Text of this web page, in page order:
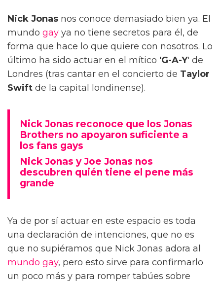
Nick Jonas nos conoce demasiado bien ya. El
mundo gay ya no tiene secretos para él, de
forma que hace lo que quiere con nosotros. Lo
último ha sido actuar en el mítico 'G-A-Y' de
Londres (tras cantar en el concierto de Taylor
Swift de la capital londinense).
Nick Jonas reconoce que los Jonas
Brothers no apoyaron suficiente a
los fans gays
Nick Jonas y Joe Jonas nos
descubren quién tiene el pene más
grande
Ya de por sí actuar en este espacio es toda
una declaración de intenciones, que no es
que no supiéramos que Nick Jonas adora al
mundo gay, pero esto sirve para confirmarlo
un poco más y para romper tabúes sobre